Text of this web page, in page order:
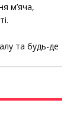
м’яча,
та будь-де